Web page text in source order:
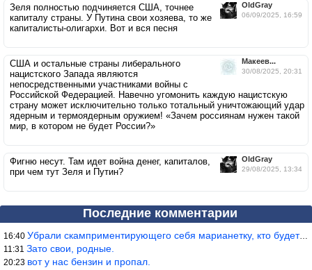
OldGray
06/09/2025, 16:59
Зеля полностью подчиняется США, точнее
капиталу страны. У Путина свои хозяева, то же
капиталисты-олигархи. Вот и вся песня
Макеев...
30/08/2025, 20:31
США и остальные страны либерального
нацистского Запада являются
непосредственными участниками войны с
Российской Федерацией. Навечно угомонить каждую нацистскую
страну может исключительно только тотальный уничтожающий удар
ядерным и термоядерным оружием! «Зачем россиянам нужен такой
мир, в котором не будет России?»
OldGray
29/08/2025, 13:34
Фигню несут. Там идет война денег, капиталов,
при чем тут Зеля и Путин?
Последние комментарии
16:40 Убрали скамприментирующего себя марианетку, кто будет следующим…
11:31 Зато свои, родные.
20:23 вот у нас бензин и пропал.